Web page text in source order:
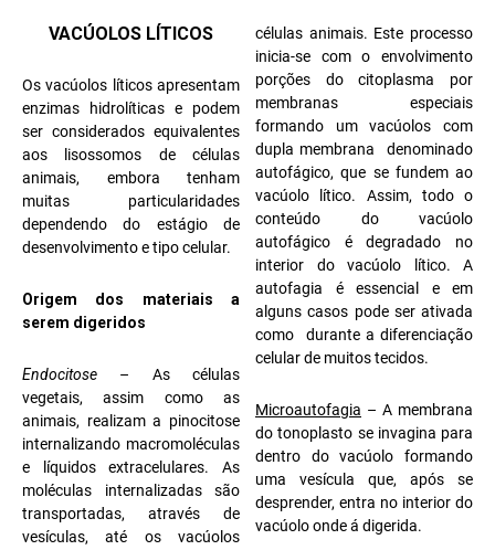
VACÚOLOS LÍTICOS
Os vacúolos líticos apresentam
enzimas hidrolíticas e podem
ser considerados equivalentes
aos lisossomos de células
animais, embora tenham
muitas particularidades
dependendo do estágio de
desenvolvimento e tipo celular.
Origem dos materiais a
serem digeridos
Endocitose – As células
vegetais, assim como as
animais, realizam a pinocitose
internalizando macromoléculas
e líquidos extracelulares. As
moléculas internalizadas são
transportadas, através de
vesículas, até os vacúolos
células animais. Este processo
inicia-se com o envolvimento
porções do citoplasma por
membranas especiais
formando um vacúolos com
dupla membrana denominado
autofágico, que se fundem ao
vacúolo lítico. Assim, todo o
conteúdo do vacúolo
autofágico é degradado no
interior do vacúolo lítico. A
autofagia é essencial e em
alguns casos pode ser ativada
como durante a diferenciação
celular de muitos tecidos.
Microautofagia – A membrana
do tonoplasto se invagina para
dentro do vacúolo formando
uma vesícula que, após se
desprender, entra no interior do
vacúolo onde á digerida.